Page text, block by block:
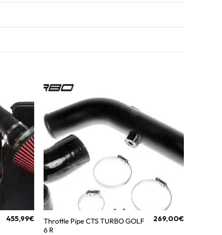
455,99€
Throttle Pipe CTS TURBO GOLF
6 R
269,00€